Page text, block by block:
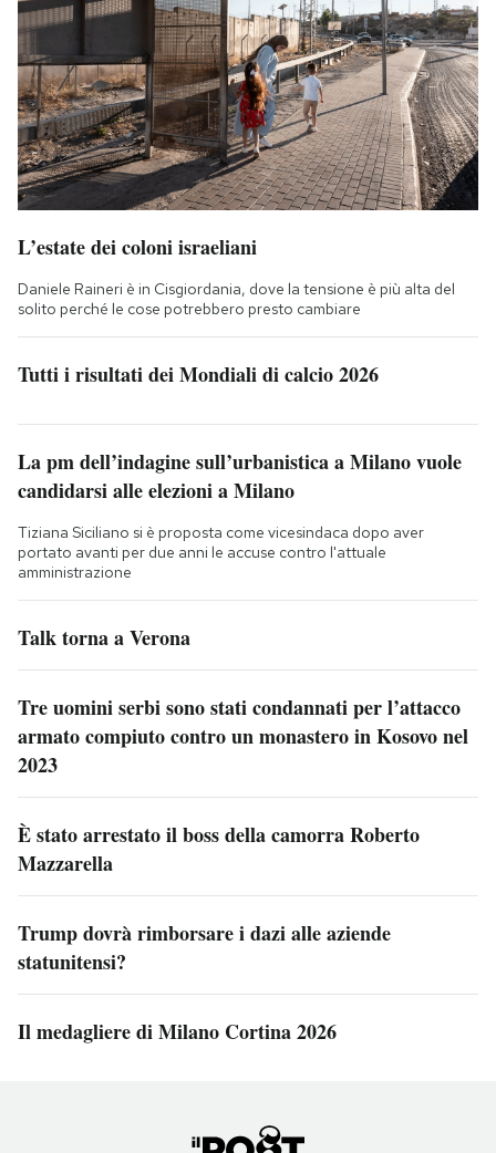
L’estate dei coloni israeliani
Daniele Raineri è in Cisgiordania, dove la tensione è più alta del
solito perché le cose potrebbero presto cambiare
Tutti i risultati dei Mondiali di calcio 2026
La pm dell’indagine sull’urbanistica a Milano vuole
candidarsi alle elezioni a Milano
Tiziana Siciliano si è proposta come vicesindaca dopo aver
portato avanti per due anni le accuse contro l'attuale
amministrazione
Talk torna a Verona
Tre uomini serbi sono stati condannati per l’attacco
armato compiuto contro un monastero in Kosovo nel
2023
È stato arrestato il boss della camorra Roberto
Mazzarella
Trump dovrà rimborsare i dazi alle aziende
statunitensi?
Il medagliere di Milano Cortina 2026